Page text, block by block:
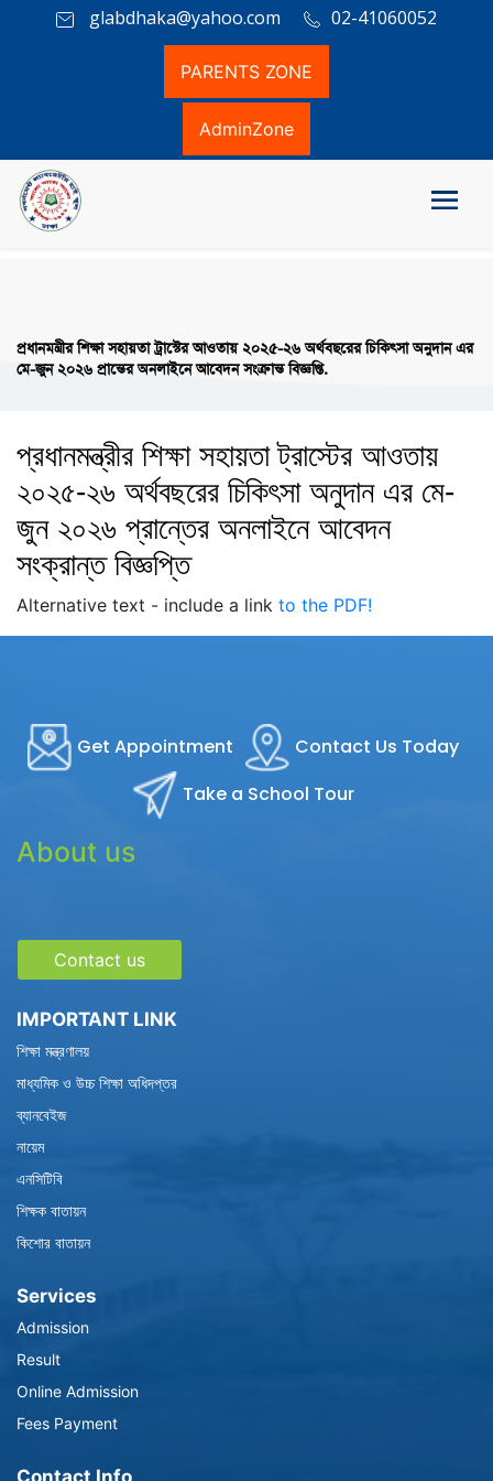
glabdhaka@yahoo.com 02-41060052
PARENTS ZONE
AdminZone
প্রধানমন্ত্রীর শিক্ষা সহায়তা ট্রাস্টের আওতায় ২০২৫-২৬ অর্থবছরের চিকিৎসা অনুদান এর
মে-জুন ২০২৬ প্রান্তের অনলাইনে আবেদন সংক্রান্ত বিজ্ঞপ্তি.
প্রধানমন্ত্রীর শিক্ষা সহায়তা ট্রাস্টের আওতায়
২০২৫-২৬ অর্থবছরের চিকিৎসা অনুদান এর মে-
জুন ২০২৬ প্রান্তের অনলাইনে আবেদন
সংক্রান্ত বিজ্ঞপ্তি
Alternative text - include a link to the PDF!
Get Appointment
Contact Us Today
Take a School Tour
About us
Contact us
IMPORTANT LINK
শিক্ষা মন্ত্রণালয়
মাধ্যমিক ও উচ্চ শিক্ষা অধিদপ্তর
ব্যানবেইজ
নায়েম
এনসিটিবি
শিক্ষক বাতায়ন
কিশোর বাতায়ন
Services
Admission
Result
Online Admission
Fees Payment
Contact Info